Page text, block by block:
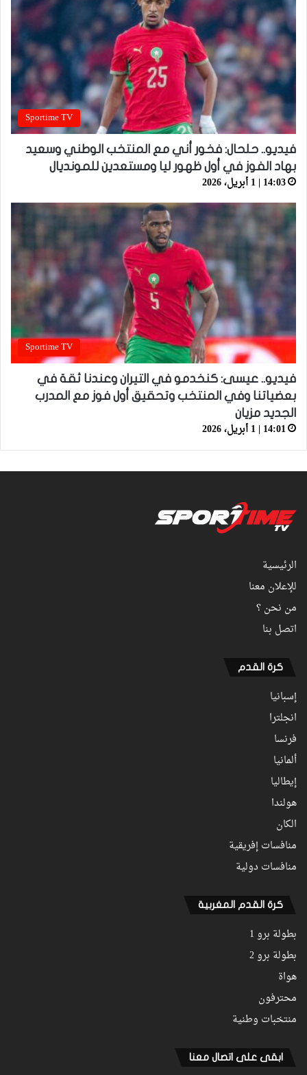
Sportime TV
فيديو.. حلحال: فخور أني مع المنتخب الوطني وسعيد
بهاد الفوز في أول ظهور ليا ومستعدين للمونديال
14:03 | 1 أبريل، 2026
Sportime TV
فيديو.. عيسى: كنخدمو في التيران وعندنا ثقة في
بعضياتنا وفي المنتخب وتحقيق أول فوز مع المدرب
الجديد مزيان
14:01 | 1 أبريل، 2026
الرئيسية
للإعلان معنا
من نحن ؟
اتصل بنا
كرة القدم
إسبانيا
انجلترا
فرنسا
ألمانيا
إيطاليا
هولندا
الكان
منافسات إفريقية
منافسات دولية
كرة القدم المغربية
بطولة برو 1
بطولة برو 2
هواة
محترفون
منتخبات وطنية
ابقى على اتصال معنا